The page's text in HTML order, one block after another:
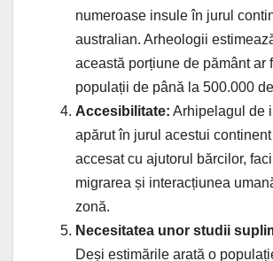
numeroase insule în jurul
australian. Arheologii
această porțiune de pământ ar
populații de până la 500.000
Accesibilitate: Arhipelagul de
apărut în jurul acestui continent
accesat cu ajutorul bărcilor,
migrarea și interacțiunea
zonă.
Necesitatea unor studii
Deși estimările arată o